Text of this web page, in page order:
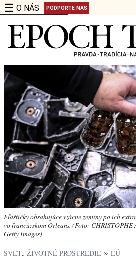
☰ O NÁS PODPORTE NÁS
Fľaštičky obsahujúce vzácne zeminy po ich
vo francúzskom Orleans. (Foto:
Getty Images)
SVET, ŽIVOTNÉ PROSTREDIE » EÚ